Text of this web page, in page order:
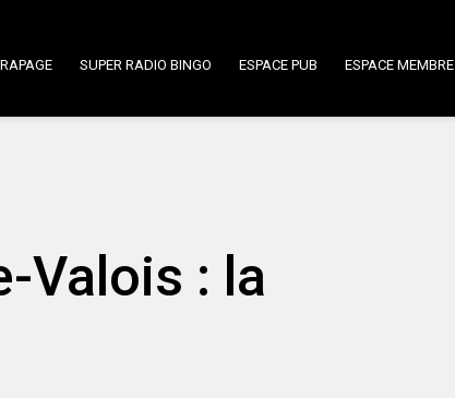
SUPER RADIO BINGO ESPACE PUB ESPACE MEMBRE
Valois : la